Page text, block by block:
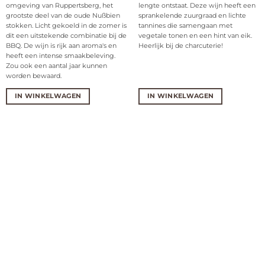
omgeving van Ruppertsberg, het
grootste deel van de oude Nußbien
stokken. Licht gekoeld in de zomer is
dit een uitstekende combinatie bij de
BBQ. De wijn is rijk aan aroma's en
heeft een intense smaakbeleving.
Zou ook een aantal jaar kunnen
worden bewaard.
IN WINKELWAGEN
lengte ontstaat. Deze wijn heeft een
sprankelende zuurgraad en lichte
tannines die samengaan met
vegetale tonen en een hint van eik.
Heerlijk bij de charcuterie!
IN WINKELWAGEN